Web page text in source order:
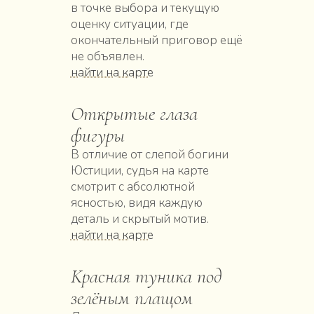
в точке выбора и текущую
оценку ситуации, где
окончательный приговор ещё
не объявлен.
найти на карте
Открытые глаза
фигуры
В отличие от слепой богини
Юстиции, судья на карте
смотрит с абсолютной
ясностью, видя каждую
деталь и скрытый мотив.
найти на карте
Kрасная туника под
зелёным плащом